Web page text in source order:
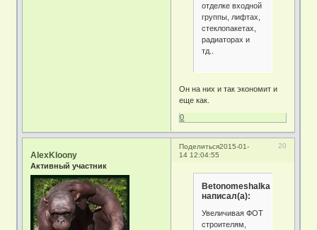
отделке входной
группы, лифтах,
стеклопакетах,
радиаторах и
тд..
Он на них и так экономит и
еще как.
0
Поделиться 20
2015-01-
14 12:04:55
AlexKloony
Активный участник
Betonomeshalka
написал(а):
Увеличивая ФОТ
строителям,